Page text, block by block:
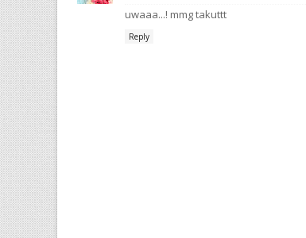
uwaaa...! mmg takuttt
Reply